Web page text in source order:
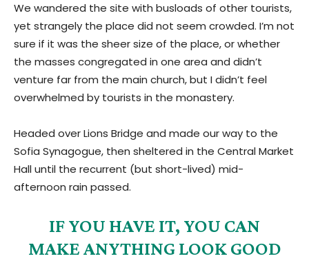
We wandered the site with busloads of other tourists,
yet strangely the place did not seem crowded. I’m not
sure if it was the sheer size of the place, or whether
the masses congregated in one area and didn’t
venture far from the main church, but I didn’t feel
overwhelmed by tourists in the monastery.
Headed over Lions Bridge and made our way to the
Sofia Synagogue, then sheltered in the Central Market
Hall until the recurrent (but short-lived) mid-
afternoon rain passed.
IF YOU HAVE IT, YOU CAN
MAKE ANYTHING LOOK GOOD